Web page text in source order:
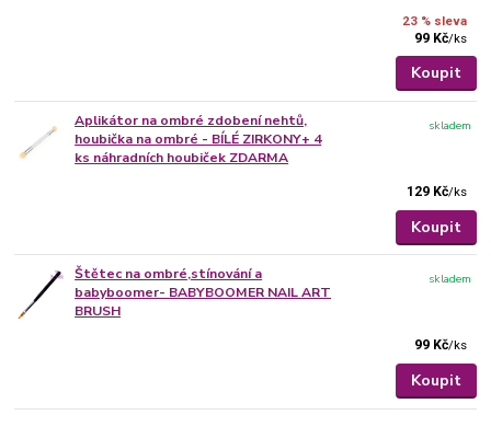
23 % sleva
99 Kč/ks
Koupit
Aplikátor na ombré zdobení nehtů,
houbička na ombré - BÍLÉ ZIRKONY+ 4
ks náhradních houbiček ZDARMA
129 Kč/ks
skladem
Koupit
Štětec na ombré,stínování a
babyboomer- BABYBOOMER NAIL ART
BRUSH
99 Kč/ks
skladem
Koupit